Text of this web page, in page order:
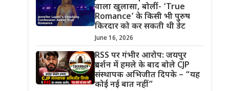
वाला खुलासा, बोलीं- ‘True
Romance’ के किसी भी पुरुष
किरदार को कर सकती थी डेट
June 16, 2026
RSS पर गंभीर आरोप: जयपुर
प्रदर्शन में हमले के बाद बोले CJP
संस्थापक अभिजीत दिपके – “यह
कोई नई बात नहीं”